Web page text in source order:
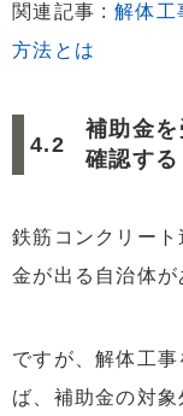
関連記事 : 解体工
方法とは
補助金
確認する
鉄筋コンクリー
金が出る自治体が
ですが、解体工
ば、補助金の対